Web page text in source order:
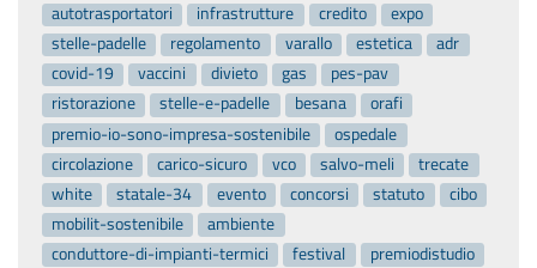
autotrasportatori
infrastrutture credito
expo
stelle-padelle
regolamento varallo estetica
adr
covid-19
vaccini divieto gas
pes-pav
ristorazione
stelle-e-padelle besana
orafi
premio-io-sono-impresa-sostenibile
ospedale
circolazione
carico-sicuro vco salvo-meli
trecate
white
statale-34 evento concorsi statuto
cibo
mobilit-sostenibile
ambiente
conduttore-di-impianti-termici
festival
premiodistudio